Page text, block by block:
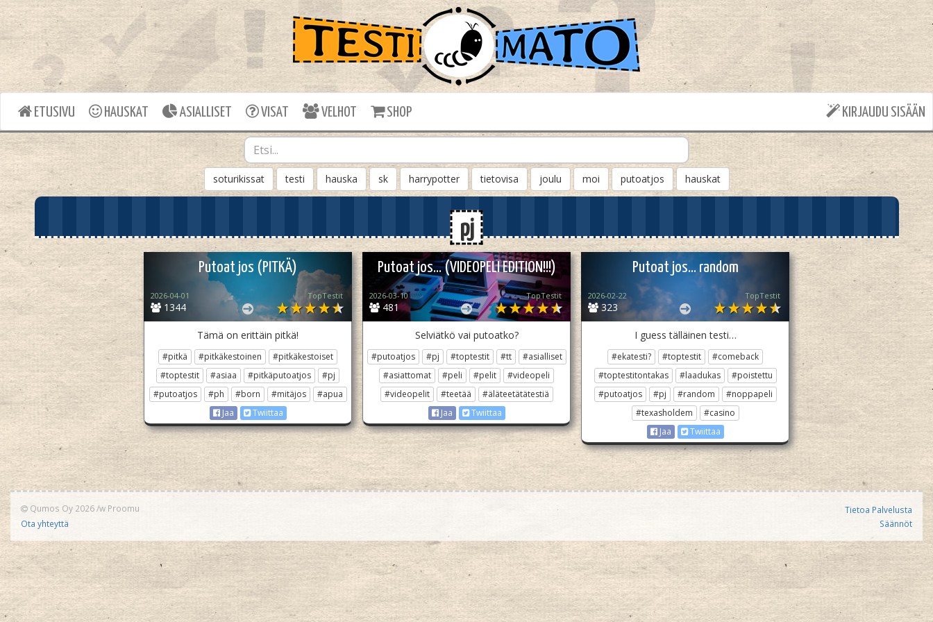
ETUSIVU HAUSKAT ASIALLISET VISAT VELHOT SHOP KIRJAUDU SISÄÄN
soturikissat testi hauska sk harrypotter tietovisa joulu moi putoatjos hauskat
pj
Putoat jos (PITKÄ)
1344
2026-04-01 TopTestit
Tämä on erittäin pitkä!
#pitkä #pitkäkestoinen
#pitkäkestoiset
#toptestit
#asiaa #pitkäputoatjos
#pj
#putoatjos
#ph #born #mitäjos
#apua
Jaa
Twiittaa
Putoat jos… (VIDEOPELI EDITION!!!)
481
2026-03-10 TopTestit
Selviätkö vai putoatko?
#putoatjos #pj #toptestit #tt
#asialliset
#asiattomat
#peli #pelit
#videopeli
#videopelit
#teetää
#äläteetätätestiä
Jaa
Twiittaa
Putoat jos… random
323
2026-02-22 TopTestit
I guess tälläinen testi…
#ekatesti? #toptestit
#comeback
#toptestitontakas
#laadukas
#poistettu
#putoatjos
#pj #random
#noppapeli
#texasholdem
#casino
Jaa
Twiittaa
Qumos Oy 2026/w Proomu
Ota yhteyttä
Tietoa Palvelusta
Säännöt